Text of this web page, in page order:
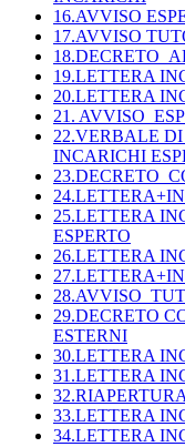
16.AVVISO
17.AVVISO
19.LETTERA
20.LETTERA
21.
22.VERBALE
INCARICHI
25.LETTERA
ESPERTO
26.LETTERA
29.DECRETO
ESTERNI
30.LETTERA
31.LETTERA
33.LETTERA
34.LETTERA